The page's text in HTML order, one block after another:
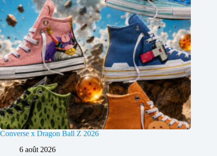
Converse x Dragon Ball Z 2026
6 août 2026